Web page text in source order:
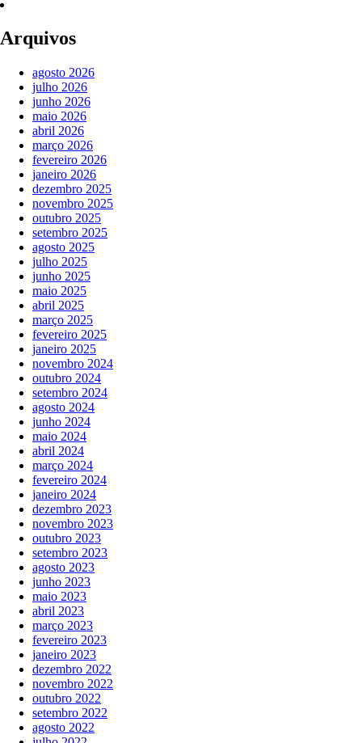
Arquivos
agosto 2026
julho 2026
junho 2026
maio 2026
abril 2026
março 2026
fevereiro 2026
janeiro 2026
dezembro 2025
novembro 2025
outubro 2025
setembro 2025
agosto 2025
julho 2025
junho 2025
maio 2025
abril 2025
março 2025
fevereiro 2025
janeiro 2025
novembro 2024
outubro 2024
setembro 2024
agosto 2024
junho 2024
maio 2024
abril 2024
março 2024
fevereiro 2024
janeiro 2024
dezembro 2023
novembro 2023
outubro 2023
setembro 2023
agosto 2023
junho 2023
maio 2023
abril 2023
março 2023
fevereiro 2023
janeiro 2023
dezembro 2022
novembro 2022
outubro 2022
setembro 2022
agosto 2022